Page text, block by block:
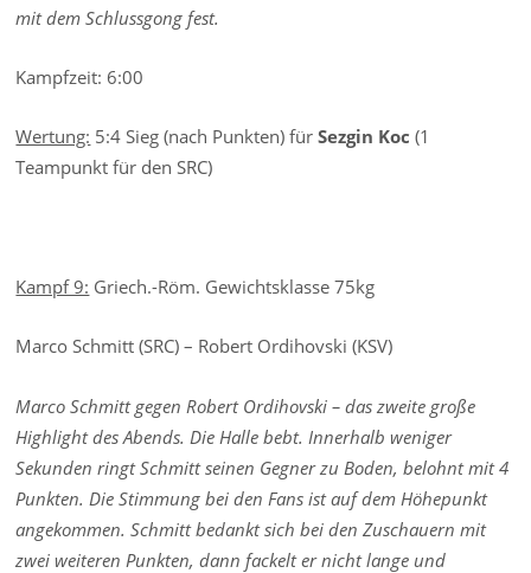
mit dem Schlussgong fest.
Kampfzeit: 6:00
Wertung: 5:4 Sieg (nach Punkten) fürSezgin Koc (1
Teampunkt für den SRC)
Kampf 9: Griech.-Röm. Gewichtsklasse 75kg
Marco Schmitt (SRC) – Robert Ordihovski (KSV)
Marco Schmitt gegen Robert Ordihovski – das zweite große
Highlight des Abends. Die Halle bebt. Innerhalb weniger
Sekunden ringt Schmitt seinen Gegner zu Boden, belohnt mit 4
Punkten. Die Stimmung bei den Fans ist auf dem Höhepunkt
angekommen. Schmitt bedankt sich bei den Zuschauern mit
zwei weiteren Punkten, dann fackelt er nicht lange und